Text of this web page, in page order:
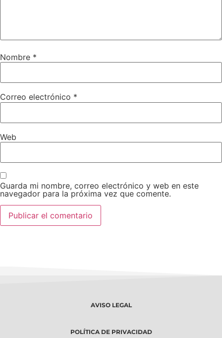
Nombre *
Correo electrónico *
Web
Guarda mi nombre, correo electrónico y web en este
navegador para la próxima vez que comente.
AVISO LEGAL
POLÍTICA DE PRIVACIDAD